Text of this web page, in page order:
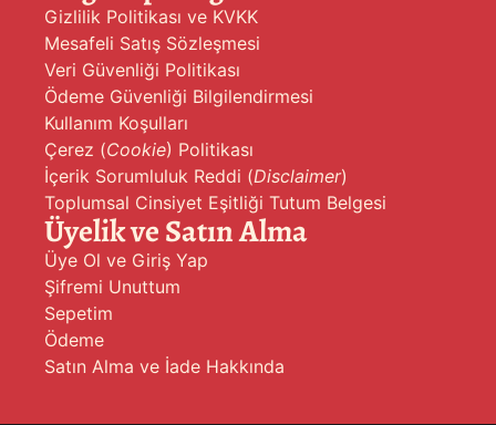
Gizlilik Politikası ve KVKK
Mesafeli Satış Sözleşmesi
Veri Güvenliği Politikası
Ödeme Güvenliği Bilgilendirmesi
Kullanım Koşulları
Çerez (Cookie) Politikası
İçerik Sorumluluk Reddi (Disclaimer)
Toplumsal Cinsiyet Eşitliği Tutum Belgesi
Üyelik ve Satın Alma
Üye Ol ve Giriş Yap
Şifremi Unuttum
Sepetim
Ödeme
Satın Alma ve İade Hakkında